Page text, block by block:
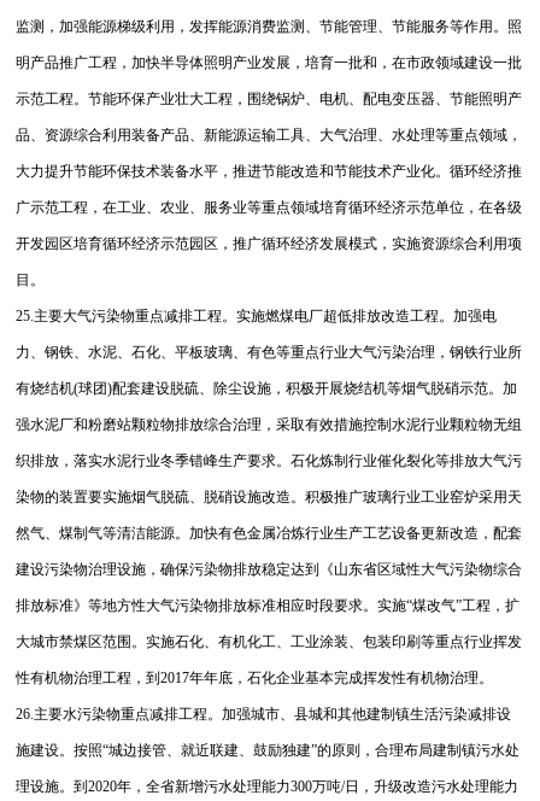
监测，加强能源梯级利用，发挥能源消费监测、节能管理、节能服务等作用。照
明产品推广工程，加快半导体照明产业发展，培育一批和，在市政领域建设一批
示范工程。节能环保产业壮大工程，围绕锅炉、电机、配电变压器、节能照明产
品、资源综合利用装备产品、新能源运输工具、大气治理、水处理等重点领域，
大力提升节能环保技术装备水平，推进节能改造和节能技术产业化。循环经济推
广示范工程，在工业、农业、服务业等重点领域培育循环经济示范单位，在各级
开发园区培育循环经济示范园区，推广循环经济发展模式，实施资源综合利用项
目。
25.主要大气污染物重点减排工程。实施燃煤电厂超低排放改造工程。加强电
力、钢铁、水泥、石化、平板玻璃、有色等重点行业大气污染治理，钢铁行业所
有烧结机(球团)配套建设脱硫、除尘设施，积极开展烧结机等烟气脱硝示范。加
强水泥厂和粉磨站颗粒物排放综合治理，采取有效措施控制水泥行业颗粒物无组
织排放，落实水泥行业冬季错峰生产要求。石化炼制行业催化裂化等排放大气污
染物的装置要实施烟气脱硫、脱硝设施改造。积极推广玻璃行业工业窑炉采用天
然气、煤制气等清洁能源。加快有色金属冶炼行业生产工艺设备更新改造，配套
建设污染物治理设施，确保污染物排放稳定达到《山东省区域性大气污染物综合
排放标准》等地方性大气污染物排放标准相应时段要求。实施“煤改气”工程，扩
大城市禁煤区范围。实施石化、有机化工、工业涂装、包装印刷等重点行业挥发
性有机物治理工程，到2017年年底，石化企业基本完成挥发性有机物治理。
26.主要水污染物重点减排工程。加强城市、县城和其他建制镇生活污染减排设
施建设。按照“城边接管、就近联建、鼓励独建”的原则，合理布局建制镇污水处
理设施。到2020年，全省新增污水处理能力300万吨/日，升级改造污水处理能力